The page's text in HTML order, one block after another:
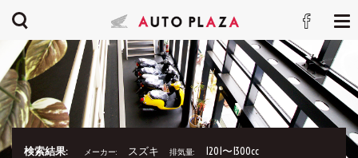
検索結果: メーカー: スズキ 排気量: 1201〜1300cc